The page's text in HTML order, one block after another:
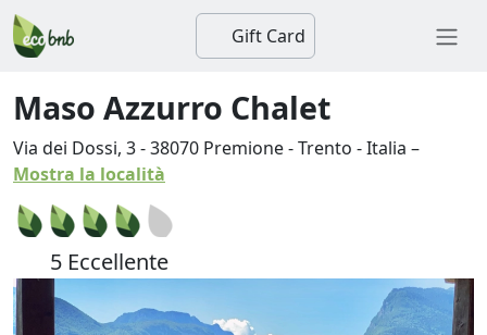
Gift Card
Maso Azzurro Chalet
Via dei Dossi, 3-38070 Premione-Trento -Italia –
Mostra la località
5 Eccellente